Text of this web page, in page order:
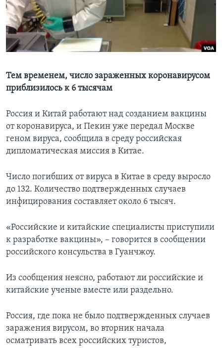
Learning English
СОЦИАЛЬНЫЕ СЕТИ
Языки
Тем временем, число зараженных коронавирусом
приблизилось к 6 тысячам
Россия и Китай работают над созданием вакцины
от коронавируса, и Пекин уже передал Москве
геном вируса, сообщила в среду российская
дипломатическая миссия в Китае.
Число погибших от вируса в Китае в среду выросло
до 132. Количество подтвержденных случаев
инфицирования составляет около 6 тысяч.
«Российские и китайские специалисты приступили
к разработке вакцины», – говорится в сообщении
российского консульства в Гуанчжоу.
Из сообщения неясно, работают ли российские и
китайские ученые вместе или раздельно.
Россия, где пока не было подтвержденных случаев
заражения вирусом, во вторник начала
осматривать всех российских туристов,